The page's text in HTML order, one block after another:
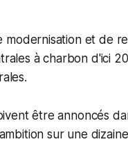
modernisation et de
à charbon d'ici
être annoncés
sur une